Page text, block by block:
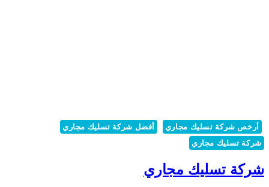
أرخص شركة تسليك مجاري
أفضل شركة تسليك مجاري
شركة تسليك مجاري
شركة تسليك مجاري